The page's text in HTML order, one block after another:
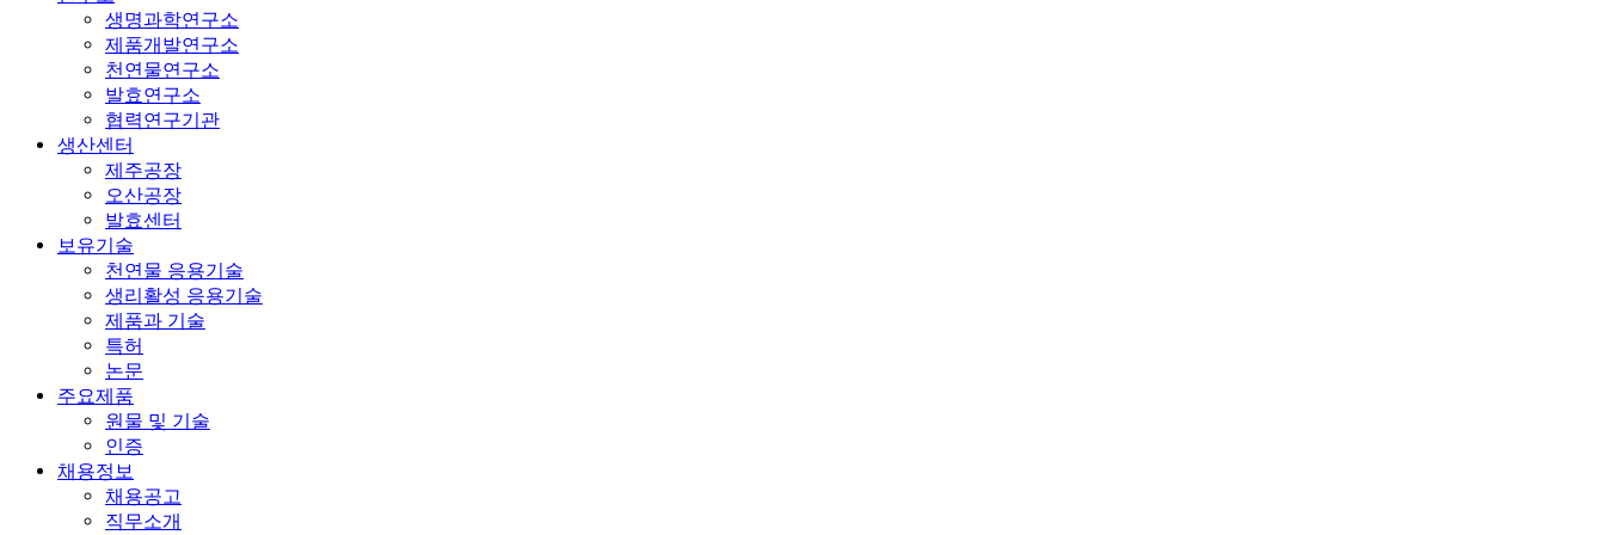
생명과학연구소
제품개발연구소
천연물연구소
발효연구소
협력연구기관
생산센터
제주공장
오산공장
발효센터
보유기술
천연물 응용기술
생리활성 응용기술
제품과 기술
특허
논문
주요제품
원물 및 기술
인증
채용정보
채용공고
직무소개